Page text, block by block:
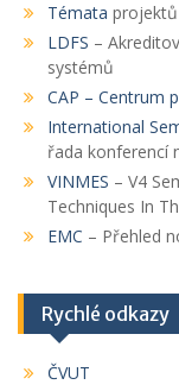
Témata
LDFS –
systémů
CAP – Centrum
International
řada konferencí
VINMES – V4
Techniques In
EMC – Přehled
Rychlé odkazy
ČVUT